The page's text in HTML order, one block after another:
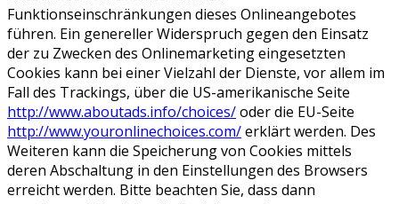
Funktionseinschränkungen dieses Onlineangebotes
führen. Ein genereller Widerspruch gegen den Einsatz
der zu Zwecken des Onlinemarketing eingesetzten
Cookies kann bei einer Vielzahl der Dienste, vor allem im
Fall des Trackings, über die US-amerikanische Seite
http://www.aboutads.info/choices/oder die EU-Seite
http://www.youronlinechoices.com/erklärt werden. Des
Weiteren kann die Speicherung von Cookies mittels
deren Abschaltung in den Einstellungen des Browsers
erreicht werden. Bitte beachten Sie, dass dann